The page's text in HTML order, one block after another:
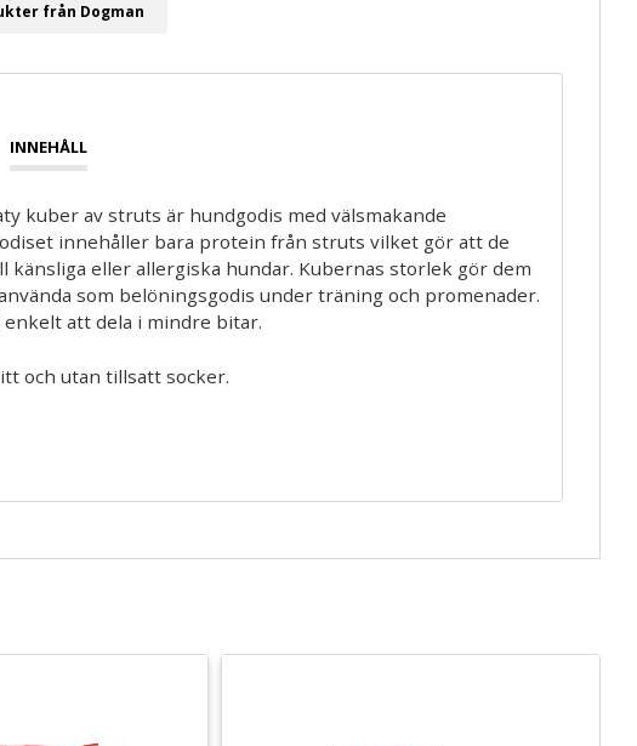
från Dogman
INNEHÅLL
kuber av struts är hundgodis med välsmakande
innehåller bara protein från struts vilket gör att de
känsliga eller allergiska hundar. Kubernas storlek gör dem
som belöningsgodis under träning och promenader.
enkelt att dela i mindre bitar.
och utan tillsatt socker.